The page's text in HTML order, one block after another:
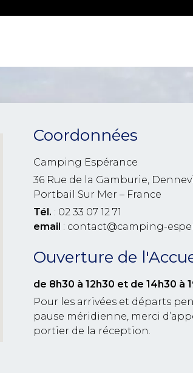
Coordonnées
Camping Espérance
36 Rue de la Gamburie,
Portbail Sur Mer – France
Tél. : 02 33 07 12 71
email : contact@camping-
Ouverture de
de 8h30 à 12h30 et de 14h30 à
Pour les arrivées et départs
pause méridienne, merci
portier de la réception.